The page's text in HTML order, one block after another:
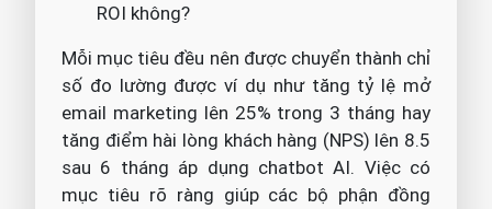
ROI không?
Mỗi mục tiêu đều nên được chuyển thành chỉ
số đo lường được ví dụ như tăng tỷ lệ mở
email marketing lên 25% trong 3 tháng hay
tăng điểm hài lòng khách hàng (NPS) lên 8.5
sau 6 tháng áp dụng chatbot AI. Việc có
mục tiêu rõ ràng giúp các bộ phận đồng